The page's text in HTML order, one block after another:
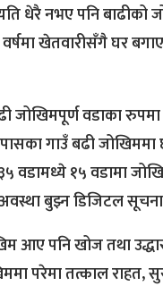
धेरै नभए पनि
खेतवारीसँगै घर
जोखिमपूर्ण वडाका
गाउँ बढी
वडामध्ये १५ वडामा
बुझ्न डिजिटल
आए पनि खोज तथा
परेमा तत्काल राहत,